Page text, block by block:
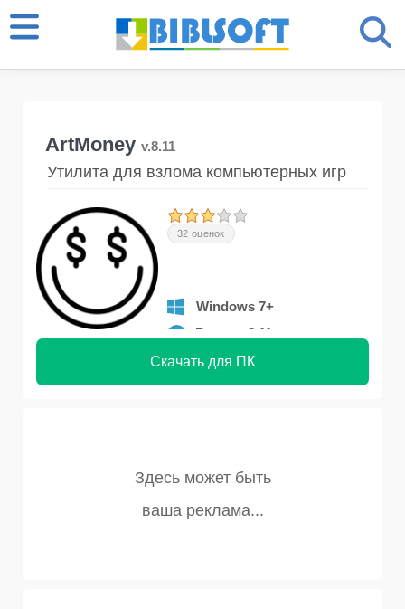
ArtMoney v.8.11
Утилита для взлома компьютерных игр
32 оценок
Windows 7+
Версия 8.11
Скачать для ПК